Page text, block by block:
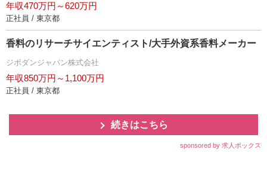
年収470万円～620万円
正社員 / 東京都
香料のリサーチサイエンティスト/大手外資系香料メーカー
ジボダンジャパン株式会社
年収850万円～1,100万円
正社員 / 東京都
続きはこちら
sponsored by 求人ボックス